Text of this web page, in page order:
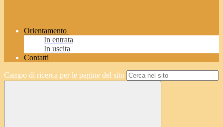
Orientamento
In entrata
In uscita
Contatti
Campo di ricerca per le pagine del sito